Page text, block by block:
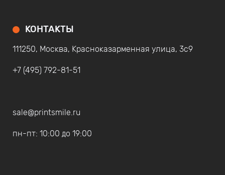
КОНТАКТЫ
111250, Москва, Красноказарменная улица, 3с9
+7 (495) 792-81-51
sale@printsmile.ru
пн-пт: 10:00 до 19:00